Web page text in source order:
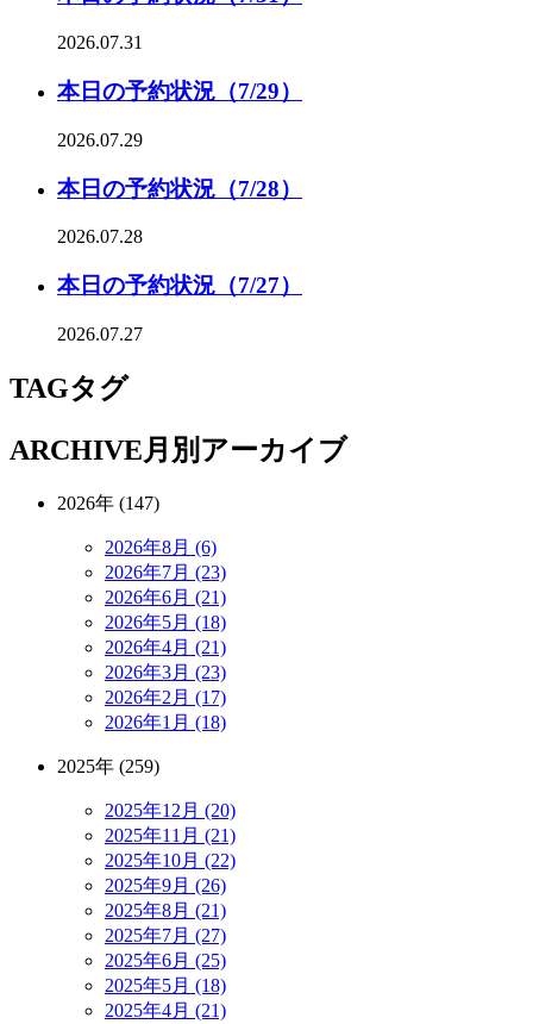
2026.07.31
本日の予約状況（7/29）
2026.07.29
本日の予約状況（7/28）
2026.07.28
本日の予約状況（7/27）
2026.07.27
TAGタグ
ARCHIVE月別アーカイブ
2026年 (147)
2026年8月 (6)
2026年7月 (23)
2026年6月 (21)
2026年5月 (18)
2026年4月 (21)
2026年3月 (23)
2026年2月 (17)
2026年1月 (18)
2025年 (259)
2025年12月 (20)
2025年11月 (21)
2025年10月 (22)
2025年9月 (26)
2025年8月 (21)
2025年7月 (27)
2025年6月 (25)
2025年5月 (18)
2025年4月 (21)